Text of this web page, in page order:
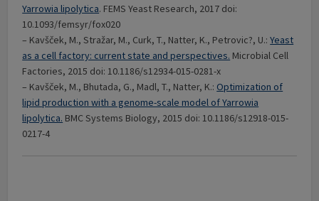
Yarrowia lipolytica. FEMS Yeast Research, 2017 doi:
10.1093/femsyr/fox020
– Kavšček, M., Stražar, M., Curk, T., Natter, K., Petrovic?, U.:Yeast
as a cell factory: current state and perspectives. Microbial Cell
Factories, 2015 doi: 10.1186/s12934-015-0281-x
– Kavšček, M., Bhutada, G., Madl, T., Natter, K.: Optimization of
lipid production with a genome-scale model of Yarrowia
lipolytica. BMC Systems Biology, 2015 doi: 10.1186/s12918-015-
0217-4